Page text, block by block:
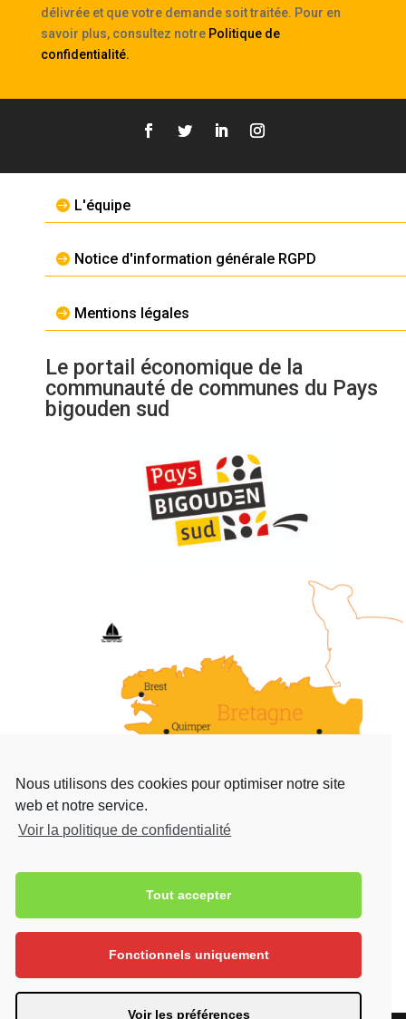
délivrée et que votre demande soit traitée. Pour en
savoir plus, consultez notre Politique de
confidentialité.
L'équipe
Notice d'information générale RGPD
Mentions légales
Le portail économique de la
communauté de communes du Pays
bigouden sud

17 Rue Raymonde-Folgoas-Guillou 29120
Pont-l'Abbé
 02 98 87 14 42
Nous utilisons des cookies pour optimiser notre site
web et notre service.
Voir la politique de confidentialité
Tout accepter
Fonctionnels uniquement
Voir les préférences